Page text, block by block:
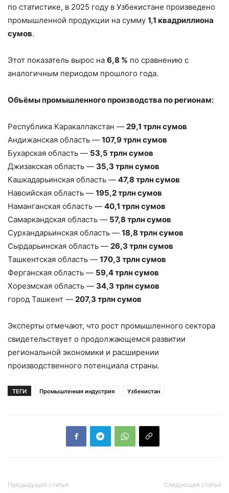
по статистике, в 2025 году в Узбекистане произведено
промышленной продукции на сумму 1,1 квадриллиона
сумов.
Этот показатель вырос на 6,8 % по сравнению с
аналогичным периодом прошлого года.
Объёмы промышленного производства по регионам:
Республика Каракалпакстан — 29,1 трлн сумов
Андижанская область — 107,9 трлн сумов
Бухарская область — 53,5 трлн сумов
Джизакская область — 35,3 трлн сумов
Кашкадарьинская область — 47,8 трлн сумов
Навоийская область — 195,2 трлн сумов
Наманганская область — 40,1 трлн сумов
Самаркандская область — 57,8 трлн сумов
Сурхандарьинская область — 18,8 трлн сумов
Сырдарьинская область — 26,3 трлн сумов
Ташкентская область — 170,3 трлн сумов
Ферганская область — 59,4 трлн сумов
Хорезмская область — 34,3 трлн сумов
город Ташкент — 207,3 трлн сумов
Эксперты отмечают, что рост промышленного сектора
свидетельствует о продолжающемся развитии
региональной экономики и расширении
производственного потенциала страны.
ТЕГИ Промышленная индустрия Узбекистан
Предыдущая статья Следующая статья